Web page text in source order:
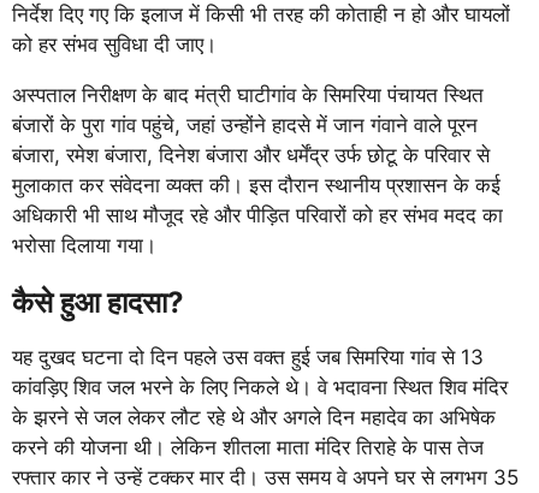
निर्देश दिए गए कि इलाज में किसी भी तरह की कोताही न हो और घायलों
को हर संभव सुविधा दी जाए।
अस्पताल निरीक्षण के बाद मंत्री घाटीगांव के सिमरिया पंचायत स्थित
बंजारों के पुरा गांव पहुंचे, जहां उन्होंने हादसे में जान गंवाने वाले पूरन
बंजारा, रमेश बंजारा, दिनेश बंजारा और धर्मेंद्र उर्फ छोटू के परिवार से
मुलाकात कर संवेदना व्यक्त की। इस दौरान स्थानीय प्रशासन के कई
अधिकारी भी साथ मौजूद रहे और पीड़ित परिवारों को हर संभव मदद का
भरोसा दिलाया गया।
कैसे हुआ हादसा?
यह दुखद घटना दो दिन पहले उस वक्त हुई जब सिमरिया गांव से 13
कांवड़िए शिव जल भरने के लिए निकले थे। वे भदावना स्थित शिव मंदिर
के झरने से जल लेकर लौट रहे थे और अगले दिन महादेव का अभिषेक
करने की योजना थी। लेकिन शीतला माता मंदिर तिराहे के पास तेज
रफ्तार कार ने उन्हें टक्कर मार दी। उस समय वे अपने घर से लगभग 35